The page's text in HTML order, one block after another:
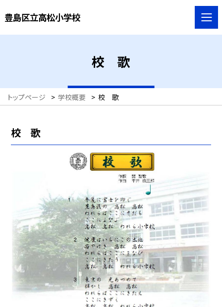
豊島区立高松小学校
校 歌
トップページ > 学校概要 > 校 歌
校 歌